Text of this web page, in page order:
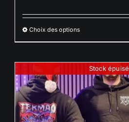
Choix des optionsCe
produit
plusieurs
variations.
Les
options
Stock épuisé